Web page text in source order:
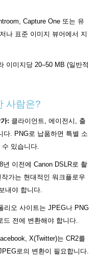
Capture One 또는 유
나 표준 이미지 뷰어에서 지
이미지당 20–50 MB (일반적
사람은?
: 클라이언트, 에이전시, 출
다. PNG로 납품하면 특별 소
있습니다.
년 이전에 Canon DSLR로 촬
가는 현대적인 워크플로우
내야 합니다.
리오 사이트는 JPEG나 PNG
드 전에 변환해야 합니다.
X(Twitter)는 CR2를
로의 변환이 필요합니다.